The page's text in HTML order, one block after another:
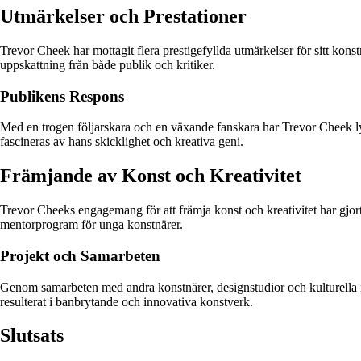
Utmärkelser och Prestationer
Trevor Cheek har mottagit flera prestigefyllda utmärkelser för sitt
uppskattning från både publik och kritiker.
Publikens Respons
Med en trogen följarskara och en växande fanskara har Trevor
fascineras av hans skicklighet och kreativa geni.
Främjande av Konst och Kreativitet
Trevor Cheeks engagemang för att främja konst och kreativitet har
mentorprogram för unga konstnärer.
Projekt och Samarbeten
Genom samarbeten med andra konstnärer, designstudior och
resulterat i banbrytande och innovativa konstverk.
Slutsats